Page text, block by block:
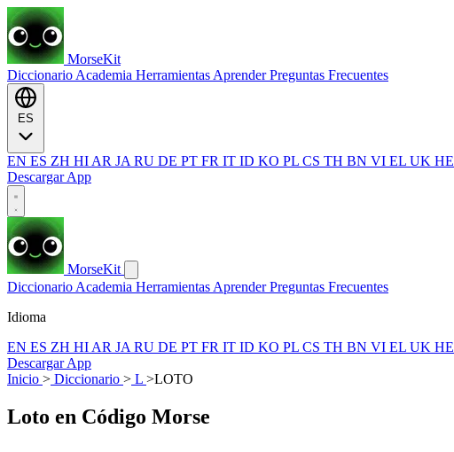
MorseKit
Diccionario Academia Herramientas AprenderPreguntas Frecuentes
EN ES ZH HI AR JA RU DE PT FR IT ID KO PL CS TH BN VI EL UK HE
Descargar App
MorseKit
Diccionario Academia Herramientas AprenderPreguntas Frecuentes
Idioma
EN ES ZH HI AR JA RU DE PT FR IT ID KO PL CS TH BN VI EL UK HE
Descargar App
Inicio > Diccionario > L >LOTO
Loto en Código Morse